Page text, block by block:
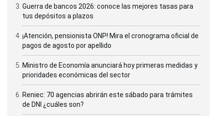
Guerra de bancos 2026: conoce las mejores tasas para
tus depósitos a plazos
¡Atención, pensionista ONP! Mira el cronograma oficial de
pagos de agosto por apellido
Ministro de Economía anunciará hoy primeras medidas y
prioridades económicas del sector
Reniec: 70 agencias abrirán este sábado para trámites
de DNI ¿cuáles son?